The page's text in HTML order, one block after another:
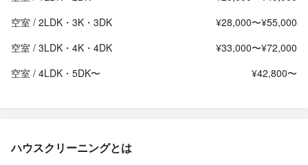
空室 / 2LDK・3K・3DK
¥28,000〜¥55,000
空室 / 3LDK・4K・4DK
¥33,000〜¥72,000
空室 / 4LDK・5DK〜
¥42,800〜
ハウスクリーニングとは